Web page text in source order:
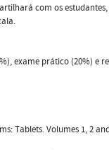
com os
exame prático (20%)
Tablets. Volumes 1, 2